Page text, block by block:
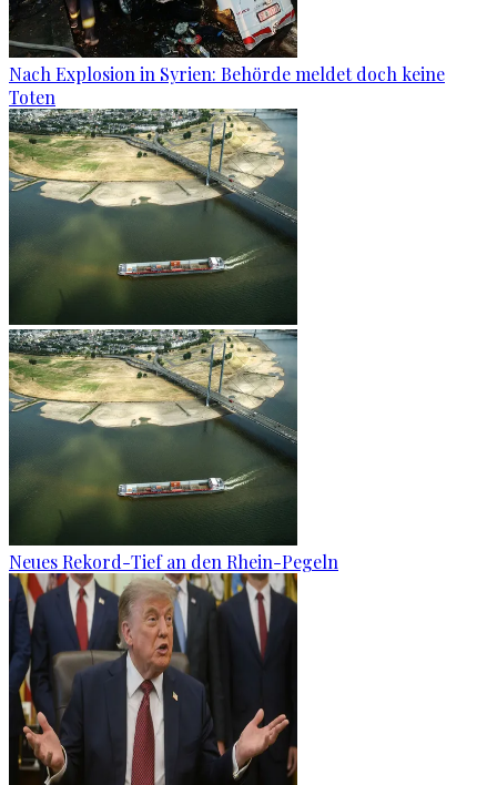
Nach Explosion in Syrien: Behörde meldet doch keine
Toten
Neues Rekord-Tief an den Rhein-Pegeln